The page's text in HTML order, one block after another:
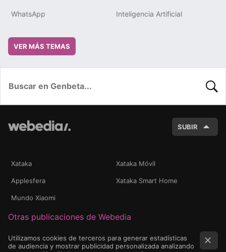
WhatsApp Inteligencia Artificial
VER MÁS TEMAS
SUBIR
Xataka Xataka Móvil
Applesfera Xataka Smart Home
Mundo Xiaomi
Otras publicaciones de Webedia
Utilizamos cookies de terceros para generar estadísticas
de audiencia y mostrar publicidad personalizada analizando